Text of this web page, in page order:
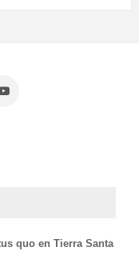
quo en Tierra Santa